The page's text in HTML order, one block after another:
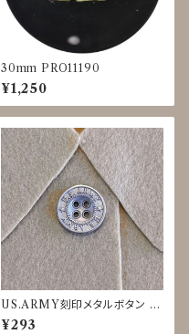
30mm PRO11190
¥1,250
US.ARMY刻印メタルボタン 15
mm マットシルバー JDP-0015
¥293